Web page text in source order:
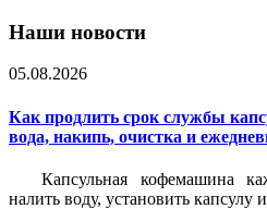
Наши новости
05.08.2026
Как продлить срок службы
вода, накипь, очистка и
Капсульная кофемашина
налить воду, установить капсулу